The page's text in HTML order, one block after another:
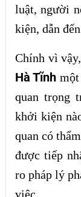
luật, người
kiện, dẫn
Chính vì
Hà Tĩnh một
quan trọng
khởi kiện
quan có
được tiếp
ro pháp lý
việc.